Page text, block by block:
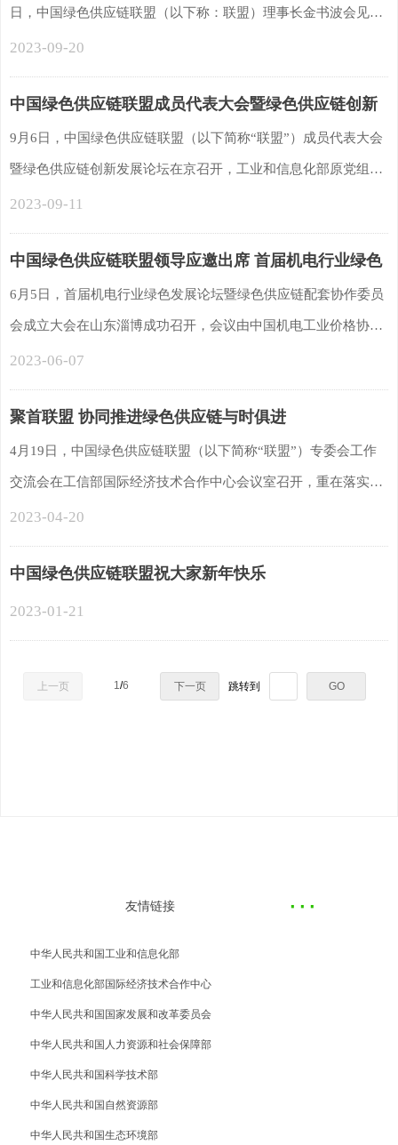
日，中国绿色供应链联盟（以下称：联盟）理事长金书波会见了
两岸信息产业合作推进小组台方召集人、台湾区电机电子工业同
业公会（以下称：电电公会）理事长李诗钦带领的信息通信产业
企业家参访团一行，双方围绕工业绿色发展、“双碳”目标以及两
岸企业合作进行了座谈交流。
2023-09-20
中国绿色供应链联盟成员代表大会暨绿色供应链创新
发展论坛在京召开
9月6日，中国绿色供应链联盟（以下简称“联盟”）成员代表大会
暨绿色供应链创新发展论坛在京召开，工业和信息化部原党组成
员、联盟理事长金书波，联盟副理事长黄文玉、李力等领导出席
会议。工业和信息化部国际经济技术合作中心副主任、联盟常务
副秘书长李毅锴主持联盟成员代表大会，联盟执行秘书长姚昌君
主持绿色供应链创新发展论坛。
2023-09-11
中国绿色供应链联盟领导应邀出席 首届机电行业绿色
发展论坛
6月5日，首届机电行业绿色发展论坛暨绿色供应链配套协作委员
会成立大会在山东淄博成功召开，会议由中国机电工业价格协会
等行业组织联合主办，中国绿色供应链联盟执行秘书长姚昌君应
邀出席并致辞。
2023-06-07
聚首联盟 协同推进绿色供应链与时俱进
4月19日，中国绿色供应链联盟（以下简称“联盟”）专委会工作
交流会在工信部国际经济技术合作中心会议室召开，重在落实党
的二十大关于加快绿色经济发展的战略目标，密切联盟与各专委
会的信息交流与资源协同，激发联盟生产和消费绿色低碳产品和
服务的内生动力，引领推动双碳目标的实现。会议由联盟执行秘
书长姚昌君主持，联盟理事长金书波出席会议并讲话。
2023-04-20
中国绿色供应链联盟祝大家新年快乐
2023-01-21
上一页 1/6 下一页 跳转到 GO
友情链接 ···
中华人民共和国工业和信息化部
工业和信息化部国际经济技术合作中心
中华人民共和国国家发展和改革委员会
中华人民共和国人力资源和社会保障部
中华人民共和国科学技术部
中华人民共和国自然资源部
中华人民共和国生态环境部